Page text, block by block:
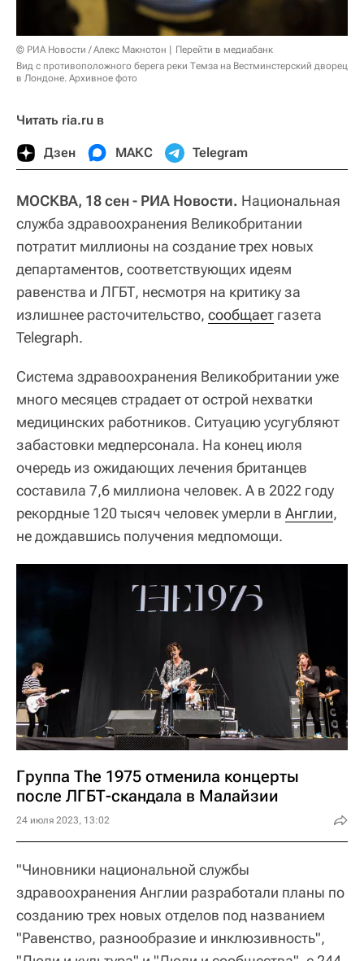
© РИА Новости / Алекс Макнотон
Перейти в медиабанк
Вид с противоположного берега реки Темза на Вестминстерский дворец
в Лондоне. Архивное фото
Читать ria.ru в
Дзен МАКС Telegram
МОСКВА, 18 сен - РИА Новости. Национальная
служба здравоохранения Великобритании
потратит миллионы на создание трех новых
департаментов, соответствующих идеям
равенства и ЛГБТ, несмотря на критику за
излишнее расточительство, сообщает газета
Telegraph.
Система здравоохранения Великобритании уже
много месяцев страдает от острой нехватки
медицинских работников. Ситуацию усугубляют
забастовки медперсонала. На конец июля
очередь из ожидающих лечения британцев
составила 7,6 миллиона человек. А в 2022 году
рекордные 120 тысяч человек умерли в Англии,
не дождавшись получения медпомощи.
Группа The 1975 отменила концерты
после ЛГБТ-скандала в Малайзии
24 июля 2023, 13:02
"Чиновники национальной службы
здравоохранения Англии разработали планы по
созданию трех новых отделов под названием
"Равенство, разнообразие и инклюзивность",